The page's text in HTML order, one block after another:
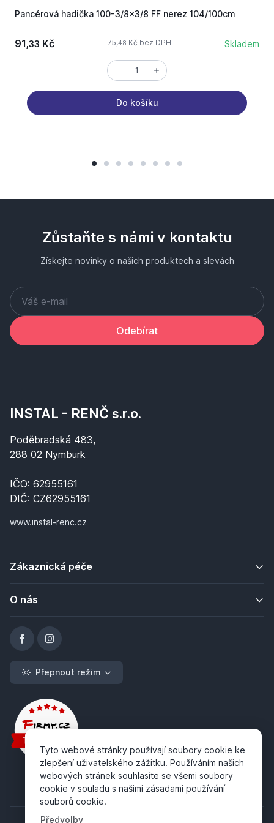
Pancérová hadička 100-3/8x3/8 FF nerez 104/100cm
91,33 Kč 75,48 Kč bez DPH Skladem
Do košíku
Zůstaňte s námi v kontaktu
Získejte novinky o našich produktech a slevách
Odebírat
INSTAL - RENČ s.r.o.
Poděbradská 483,
288 02 Nymburk
IČO: 62955161
DIČ: CZ62955161
www.instal-renc.cz
Zákaznická péče
O nás
Přepnout režim
Tyto webové stránky používají soubory cookie ke
zlepšení uživatelského zážitku. Používáním našich
webových stránek souhlasíte se všemi soubory
cookie v souladu s našimi zásadami používání
souborů cookie.
Předvolby